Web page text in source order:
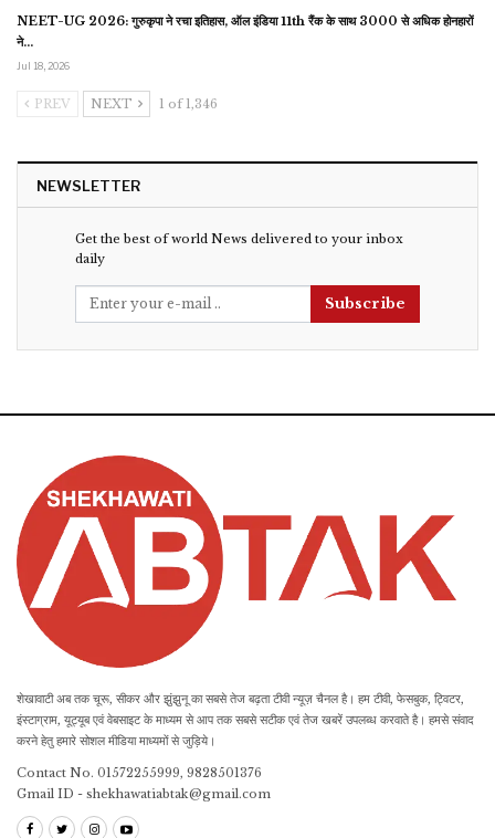
NEET-UG 2026: गुरुकृपा ने रचा इतिहास, ऑल इंडिया 11th रैंक के साथ 3000 से अधिक होनहारों
ने…
Jul 18, 2026
PREV NEXT 1 of 1,346
NEWSLETTER
Get the best of world News delivered to your inbox
daily
Subscribe
शेखावाटी अब तक चूरू, सीकर और झुंझुनू का सबसे तेज बढ़ता टीवी न्यूज़ चैनल है। हम टीवी, फेसबुक, ट्विटर,
इंस्टाग्राम, यूट्यूब एवं वेबसाइट के माध्यम से आप तक सबसे सटीक एवं तेज खबरें उपलब्ध करवाते है। हमसे संवाद
करने हेतु हमारे सोशल मीडिया माध्यमों से जुड़िये।
Contact No. 01572255999, 9828501376
Gmail ID - shekhawatiabtak@gmail.com